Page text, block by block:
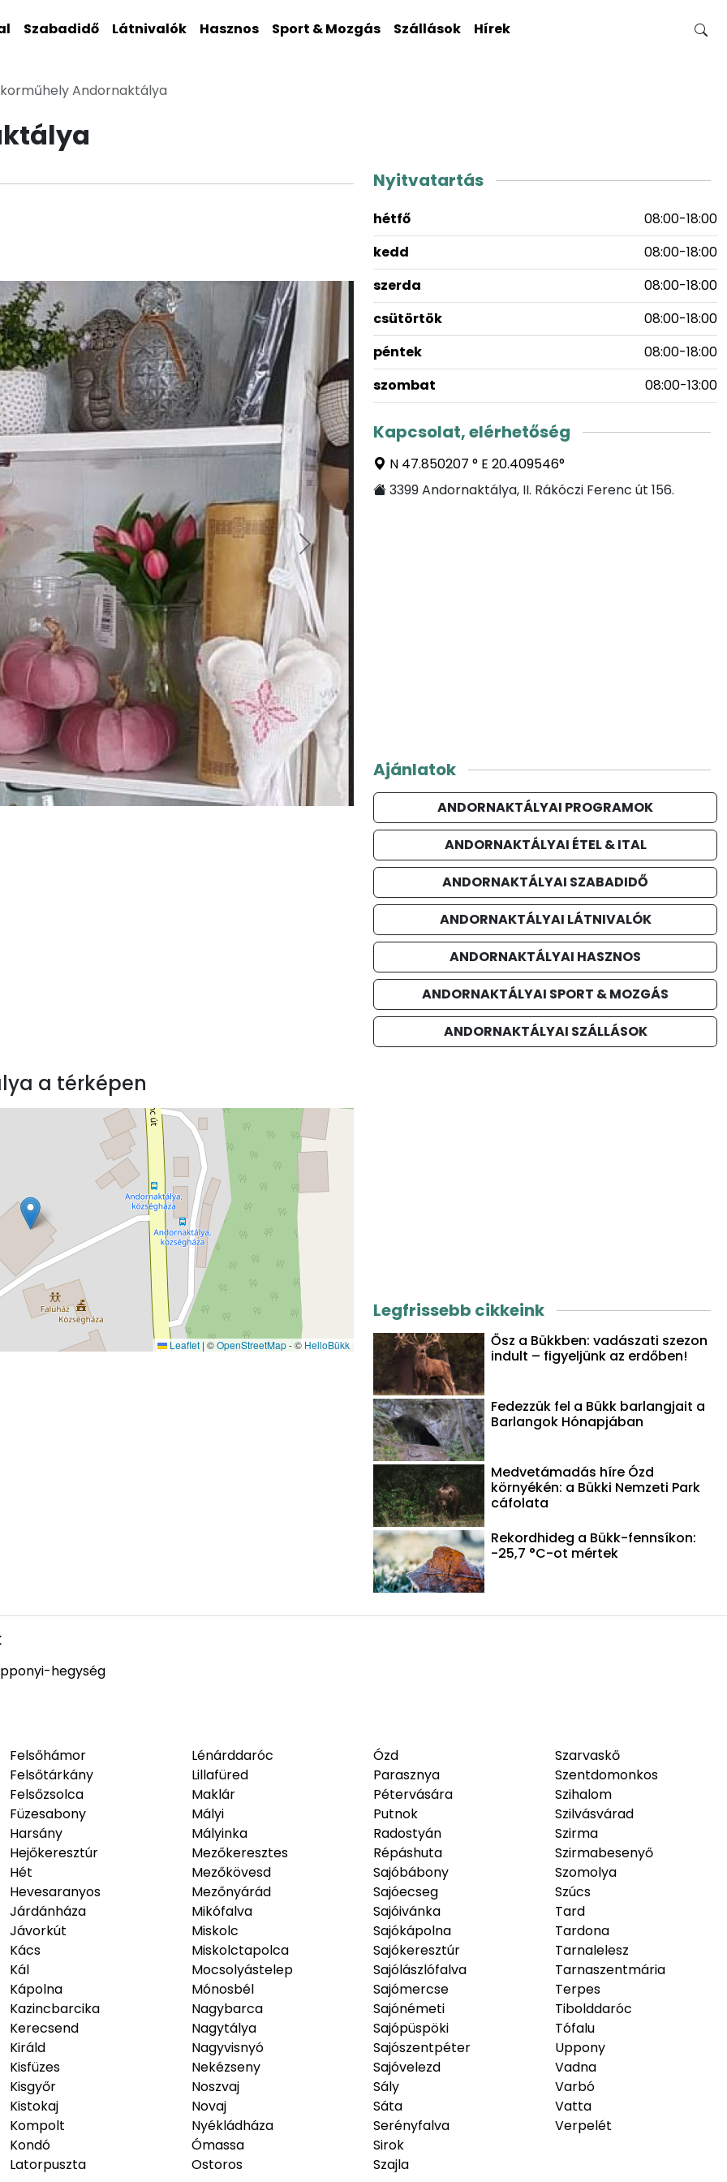
Szabadidő Látnivalók Hasznos Sport & Mozgás Szállások Hírek
Andornaktálya
a térképen
Leaflet | ©OpenStreetMap- © HelloBükk
Nyitvatartás
hétfő
08:00-18:00
kedd
08:00-18:00
szerda
08:00-18:00
csütörtök
08:00-18:00
péntek
08:00-18:00
szombat
08:00-13:00
Kapcsolat, elérhetőség
N 47.850207 ° E 20.409546°
3399 Andornaktálya, II. Rákóczi Ferenc út 156.
Ajánlatok
ANDORNAKTÁLYAI PROGRAMOK
ANDORNAKTÁLYAI ÉTEL & ITAL
ANDORNAKTÁLYAI SZABADIDŐ
ANDORNAKTÁLYAI LÁTNIVALÓK
ANDORNAKTÁLYAI HASZNOS
ANDORNAKTÁLYAI SPORT & MOZGÁS
ANDORNAKTÁLYAI SZÁLLÁSOK
Legfrissebb cikkeink
Ősz a Bükkben: vadászati szezon
indult – figyeljünk az erdőben!
Fedezzük fel a Bükk barlangjait a
Barlangok Hónapjában
Medvetámadás híre Ózd
környékén: a Bükki Nemzeti Park
cáfolata
Rekordhideg a Bükk-fennsíkon:
-25,7 °C-ot mértek
hegység
Felsőhámor
Felsőtárkány
Felsőzsolca
Füzesabony
Harsány
Hejőkeresztúr
Hét
Hevesaranyos
Járdánháza
Jávorkút
Kács
Kál
Kápolna
Kazincbarcika
Kerecsend
Királd
Kisfüzes
Kisgyőr
Kistokaj
Kompolt
Kondó
Latorpuszta
Lénárddaróc
Lillafüred
Maklár
Mályi
Mályinka
Mezőkeresztes
Mezőkövesd
Mezőnyárád
Mikófalva
Miskolc
Miskolctapolca
Mocsolyástelep
Mónosbél
Nagybarca
Nagytálya
Nagyvisnyó
Nekézseny
Noszvaj
Novaj
Nyékládháza
Ómassa
Ostoros
Ózd
Parasznya
Pétervására
Putnok
Radostyán
Répáshuta
Sajóbábony
Sajóecseg
Sajóivánka
Sajókápolna
Sajókeresztúr
Sajólászlófalva
Sajómercse
Sajónémeti
Sajópüspöki
Sajószentpéter
Sajóvelezd
Sály
Sáta
Serényfalva
Sirok
Szajla
Szarvaskő
Szentdomonkos
Szihalom
Szilvásvárad
Szirma
Szirmabesenyő
Szomolya
Szúcs
Tard
Tardona
Tarnalelesz
Tarnaszentmária
Terpes
Tibolddaróc
Tófalu
Uppony
Vadna
Varbó
Vatta
Verpelét